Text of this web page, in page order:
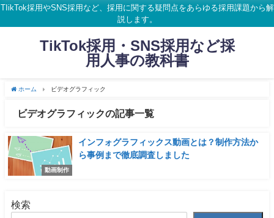
TIikTok採用やSNS採用など、採用に関する疑問点をあらゆる採用課題から解
説します。
TikTok採用・SNS採用など採
用人事の教科書
ホーム ビデオグラフィック
ビデオグラフィックの記事一覧
動画制作
インフォグラフィックス動画とは？制作方法か
ら事例まで徹底調査しました
検索